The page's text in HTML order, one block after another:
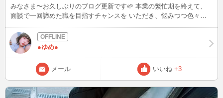
みなさま〜お久しぶりのブログ更新です🌱 本業の繁忙期を終えて、
面談で一回諦めた職を目指すチャンスを いただき、悩みつつ色々調
強を始めることにしたので、 インの頻度があがること たぶんないで
す、、、 金土日祝は少しインできることがあると思うので、もしゆ
めちゃんとお話ししたいなって思ってくれてる方がいらしたらメール
ください！ ゆるゆるインになっちゃいますが、 ゆめちゃんのこと忘
れないでくれると嬉しいです（ ; ; ） ではまた夢で会いましょう⭐️
●ゆめ●
メール いいね +3